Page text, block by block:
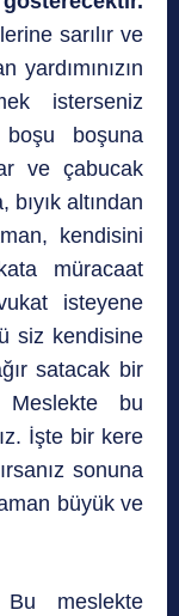
sarılır ve
isterseniz
boşuna
ve çabucak
altından
kendisini
müracaat
isteyene
siz kendisine
satacak bir
Meslekte bu
İşte bir kere
sonuna
büyük ve
Bu meslekte